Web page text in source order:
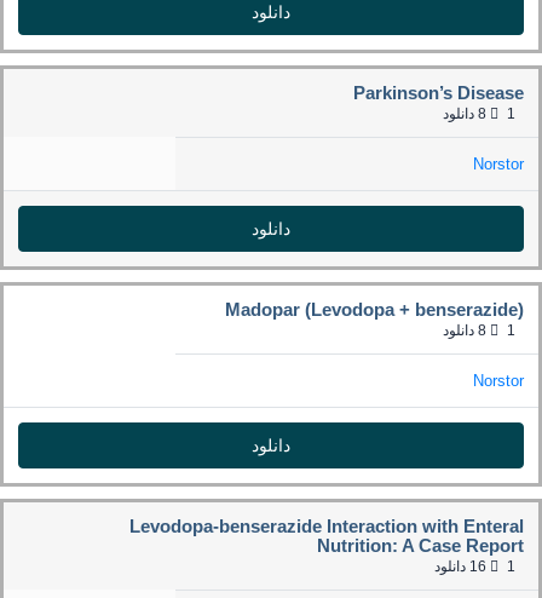
دانلود
Parkinson’s Disease
Norstor
دانلود
Madopar (Levodopa + benserazide)
Norstor
دانلود
Levodopa-benserazide Interaction with Enteral
Nutrition: A Case Report